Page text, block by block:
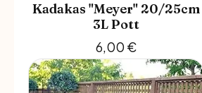
Kadakas "Meyer" 20/25cm
3L Pott
6,00 €